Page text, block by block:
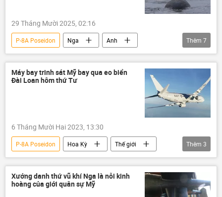
29 Tháng Mười 2025, 02:16
P-8A Poseidon Nga
Anh
Thế giới
Báo chí thế giới
phương Tây
NATO
tàu ngầm
Tàu ngầm hạt nhân
Thêm 7
Máy bay trinh sát Mỹ bay qua eo biển
Đài Loan hôm thứ Tư
6 Tháng Mười Hai 2023, 13:30
P-8A Poseidon Hoa Kỳ
Thế giới
Ấn Độ - Thái Bình Dương
Hải quân Mỹ
Đài Loan
Thêm 3
Xướng danh thứ vũ khí Nga là nỗi kinh
hoàng của giới quân sự Mỹ